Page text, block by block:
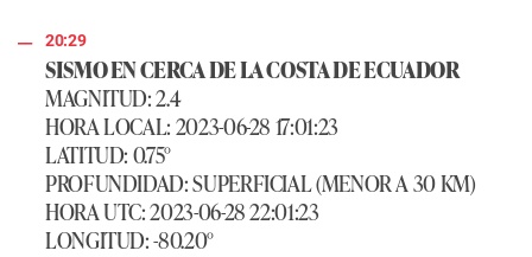
20:29
SISMO EN CERCA DE LA COSTA DE ECUADOR
MAGNITUD: 2.4
HORA LOCAL: 2023-06-28 17:01:23
LATITUD: 0.75°
PROFUNDIDAD: SUPERFICIAL (MENOR A 30 KM)
HORA UTC: 2023-06-28 22:01:23
LONGITUD: -80.20°